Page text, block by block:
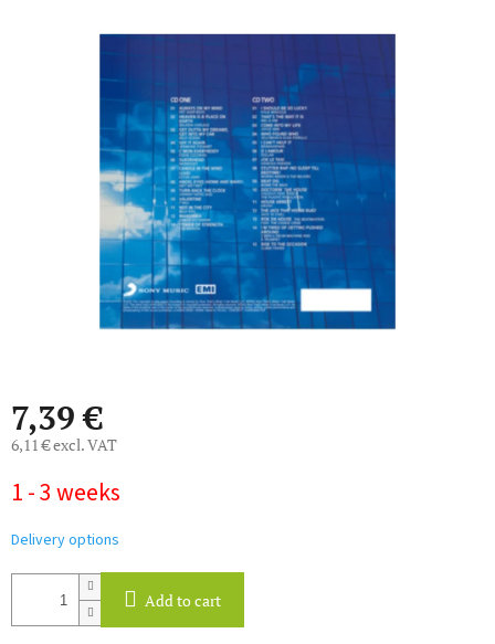
7,39 €
6,11 € excl. VAT
price:
1 - 3 weeks
Delivery options
Add to cart